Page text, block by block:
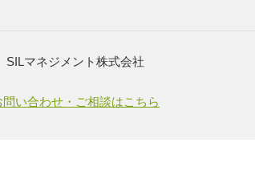
SILマネジメント株式会社
問い合わせ・ご相談はこちら